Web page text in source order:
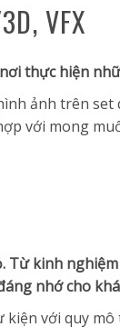
VFX
thực hiện
ảnh trên
với mong
Từ kinh
nhớ cho
với quy mô